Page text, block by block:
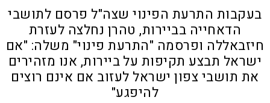
בעקבות התרעת הפינוי שצה"ל פרסם לתושבי
הדאחייה בביירות, טהרן נחלצה לעזרת
חיזבאללה ופרסמה "התרעת פינוי" משלה: "אם
ישראל תבצע תקיפות על ביירות, אנו מזהירים
את תושבי צפון ישראל לעזוב אם אינם רוצים
להיפגע"